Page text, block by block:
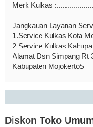
Merk Kulkas
Jangkauan Layanan
1.Service Kulkas Kota
2.Service Kulkas
Alamat Dsn Simpang Rt
Kabupaten MojokertoS
Diskon Toko